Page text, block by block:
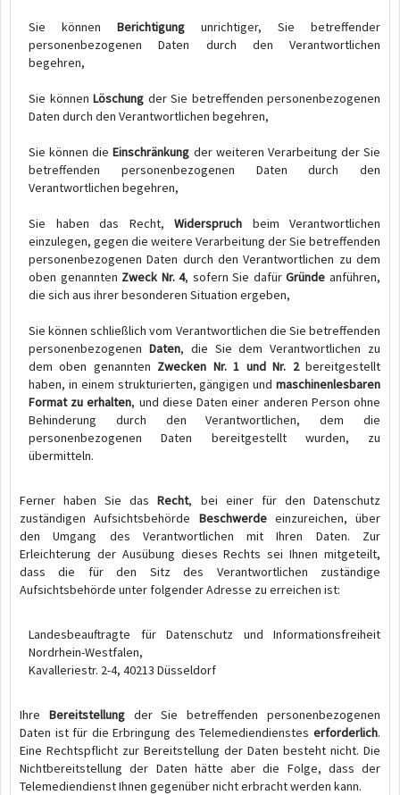
Sie können Berichtigung unrichtiger, Sie betreffender
personenbezogenen Daten durch den Verantwortlichen
begehren,
Sie können Löschung der Sie betreffenden personenbezogenen
Daten durch den Verantwortlichen begehren,
Sie können dieEinschränkung der weiteren Verarbeitung der Sie
betreffenden personenbezogenen Daten durch den
Verantwortlichen begehren,
Sie haben das Recht, Widerspruch beim Verantwortlichen
einzulegen, gegen die weitere Verarbeitung der Sie betreffenden
personenbezogenen Daten durch den Verantwortlichen zu dem
oben genannten Zweck Nr. 4, sofern Sie dafürGründe anführen,
die sich aus ihrer besonderen Situation ergeben,
Sie können schließlich vom Verantwortlichen die Sie betreffenden
personenbezogenen Daten, die Sie dem Verantwortlichen zu
dem oben genannten Zwecken Nr. 1 und Nr. 2bereitgestellt
haben, in einem strukturierten, gängigen und maschinenlesbaren
Format zu erhalten, und diese Daten einer anderen Person ohne
Behinderung durch den Verantwortlichen, dem die
personenbezogenen Daten bereitgestellt wurden, zu
übermitteln.
Ferner haben Sie dasRecht, bei einer für den Datenschutz
zuständigen Aufsichtsbehörde Beschwerdeeinzureichen, über
den Umgang des Verantwortlichen mit Ihren Daten. Zur
Erleichterung der Ausübung dieses Rechts sei Ihnen mitgeteilt,
dass die für den Sitz des Verantwortlichen zuständige
Aufsichtsbehörde unter folgender Adresse zu erreichen ist:
Landesbeauftragte für Datenschutz und Informationsfreiheit
Nordrhein-Westfalen,
Kavalleriestr. 2-4, 40213 Düsseldorf
Ihre Bereitstellungder Sie betreffenden personenbezogenen
Daten ist für die Erbringung des Telemediendienstes erforderlich.
Eine Rechtspflicht zur Bereitstellung der Daten besteht nicht. Die
Nichtbereitstellung der Daten hätte aber die Folge, dass der
Telemediendienst Ihnen gegenüber nicht erbracht werden kann.